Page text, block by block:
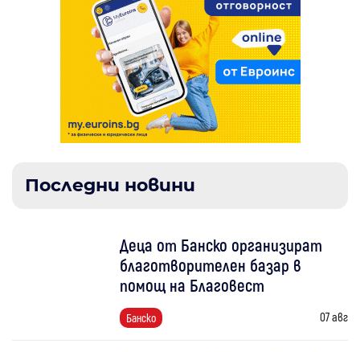
Последни новини
Деца от Банско организират
благотворителен базар в
помощ на Благовест
Банско 07 авг